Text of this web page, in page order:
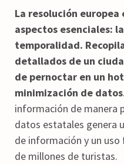
La resolución europea
aspectos esenciales:
temporalidad.
detallados de un
de pernoctar en un
minimización de datos
información de manera
datos estatales genera
de información y un
de millones de turistas.